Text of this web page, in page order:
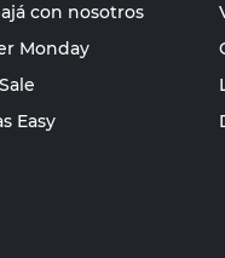
con nosotros
Monday
Easy